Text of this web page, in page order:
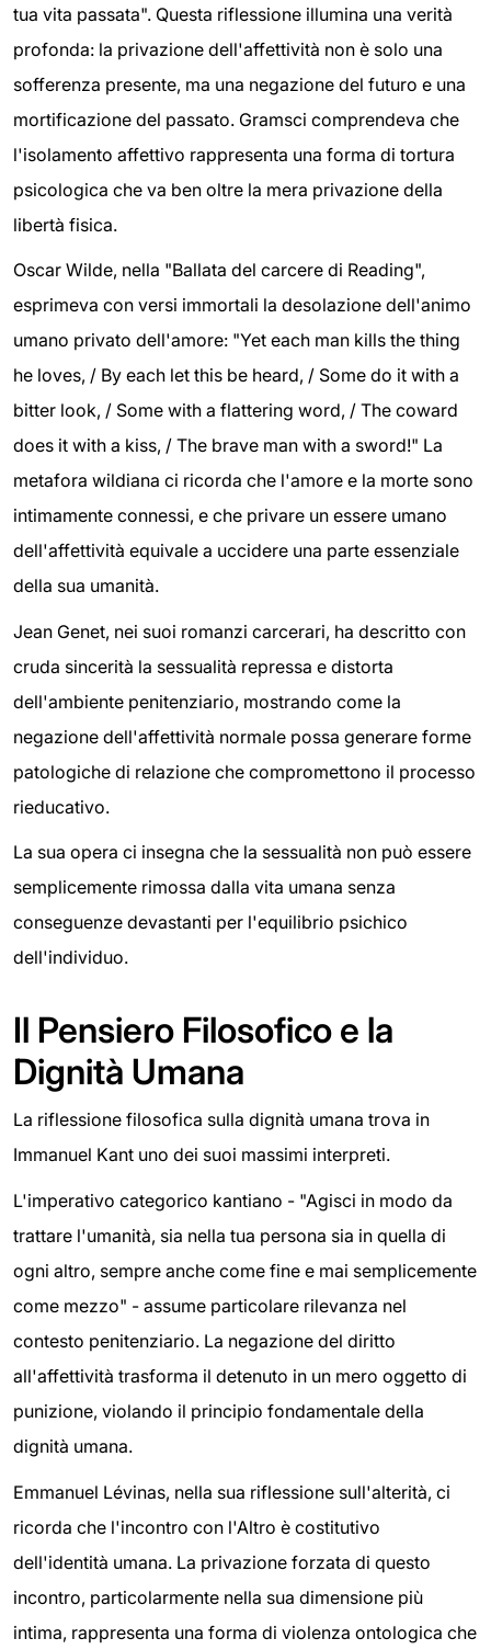
tua vita passata". Questa riflessione illumina una verità
profonda: la privazione dell'affettività non è solo una
sofferenza presente, ma una negazione del futuro e una
mortificazione del passato. Gramsci comprendeva che
l'isolamento affettivo rappresenta una forma di tortura
psicologica che va ben oltre la mera privazione della
libertà fisica.
Oscar Wilde, nella "Ballata del carcere di Reading",
esprimeva con versi immortali la desolazione dell'animo
umano privato dell'amore: "Yet each man kills the thing
he loves, / By each let this be heard, / Some do it with a
bitter look, / Some with a flattering word, / The coward
does it with a kiss, / The brave man with a sword!" La
metafora wildiana ci ricorda che l'amore e la morte sono
intimamente connessi, e che privare un essere umano
dell'affettività equivale a uccidere una parte essenziale
della sua umanità.
Jean Genet, nei suoi romanzi carcerari, ha descritto con
cruda sincerità la sessualità repressa e distorta
dell'ambiente penitenziario, mostrando come la
negazione dell'affettività normale possa generare forme
patologiche di relazione che compromettono il processo
rieducativo.
La sua opera ci insegna che la sessualità non può essere
semplicemente rimossa dalla vita umana senza
conseguenze devastanti per l'equilibrio psichico
dell'individuo.
Il Pensiero Filosofico e la
Dignità Umana
La riflessione filosofica sulla dignità umana trova in
Immanuel Kant uno dei suoi massimi interpreti.
L'imperativo categorico kantiano - "Agisci in modo da
trattare l'umanità, sia nella tua persona sia in quella di
ogni altro, sempre anche come fine e mai semplicemente
come mezzo" - assume particolare rilevanza nel
contesto penitenziario. La negazione del diritto
all'affettività trasforma il detenuto in un mero oggetto di
punizione, violando il principio fondamentale della
dignità umana.
Emmanuel Lévinas, nella sua riflessione sull'alterità, ci
ricorda che l'incontro con l'Altro è costitutivo
dell'identità umana. La privazione forzata di questo
incontro, particolarmente nella sua dimensione più
intima, rappresenta una forma di violenza ontologica che